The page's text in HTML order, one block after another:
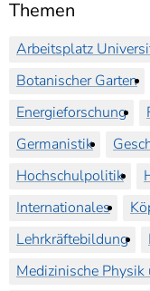
Themen
Arbeitsplatz
Botanischer Garten
Energieforschung
Germanistik
Hochschulpolitik
Internationales
Lehrkräftebildung
Medizinische